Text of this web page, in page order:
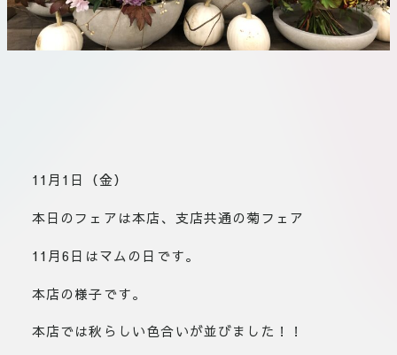
11月1日（金）
本日のフェアは本店、支店共通の菊フェア
11月6日はマムの日です。
本店の様子です。
本店では秋らしい色合いが並びました！！
facebook